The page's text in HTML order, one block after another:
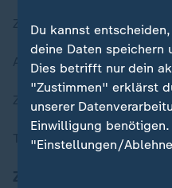
Zuletzt veröffentlicht
Aktuelle Sendungs-Videos
ZDFheute Stories
Themen im Überblick
Du kannst
deine Daten speichern
Dies betrifft nur dein
"Zustimmen" erklärst
unserer
Einwilligung
"Einstellungen/